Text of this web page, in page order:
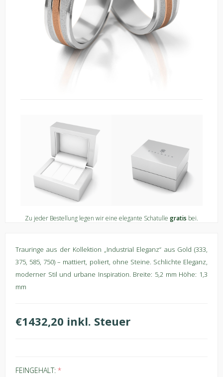
Zu jeder Bestellung legen wir eine elegante Schatulle gratis bei.
Trauringe aus der Kollektion „Industrial Eleganz“ aus Gold (333,
375, 585, 750) – mattiert, poliert, ohne Steine. Schlichte Eleganz,
moderner Stil und urbane Inspiration. Breite: 5,2 mm Höhe: 1,3
mm
€1432,20 inkl. Steuer
FEINGEHALT: *